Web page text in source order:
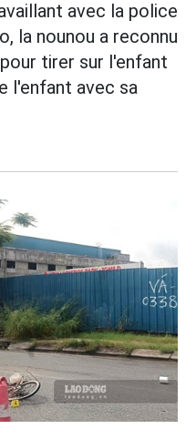
avec la police
la nounou a reconnu
tirer sur l'enfant
l'enfant avec sa